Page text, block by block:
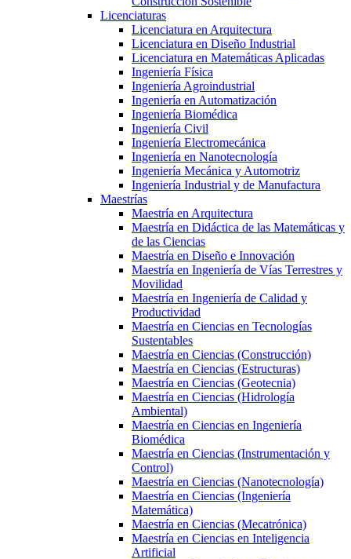
Licenciaturas
Licenciatura en Arquitectura
Licenciatura en Diseño Industrial
Licenciatura en Matemáticas Aplicadas
Ingeniería Física
Ingeniería Agroindustrial
Ingeniería en Automatización
Ingeniería Biomédica
Ingeniería Civil
Ingeniería Electromecánica
Ingeniería en Nanotecnología
Ingeniería Mecánica y Automotriz
Ingeniería Industrial y de Manufactura
Maestrías
Maestría en Arquitectura
Maestría en Didáctica de las Matemáticas y
de las Ciencias
Maestría en Diseño e Innovación
Maestría en Ingeniería de Vías Terrestres y
Movilidad
Maestría en Ingeniería de Calidad y
Productividad
Maestría en Ciencias en Tecnologías
Sustentables
Maestría en Ciencias (Construcción)
Maestría en Ciencias (Estructuras)
Maestría en Ciencias (Geotecnia)
Maestría en Ciencias (Hidrología
Ambiental)
Maestría en Ciencias en Ingeniería
Biomédica
Maestría en Ciencias (Instrumentación y
Control)
Maestría en Ciencias (Nanotecnología)
Maestría en Ciencias (Ingeniería
Matemática)
Maestría en Ciencias (Mecatrónica)
Maestría en Ciencias en Inteligencia
Artificial